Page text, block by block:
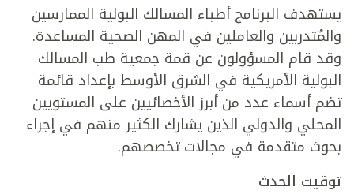
يستهدف البرنامج أطباء المسالك البولية الممارسين
والمُتدربين والعاملين في المهن الصحية المساعدة.
وقد قام المسؤولون عن قمة جمعية طب المسالك
البولية الأمريكية في الشرق الأوسط بإعداد قائمة
تضم أسماء عدد من أبرز الأخصائيين على المستويين
المحلي والدولي الذين يشارك الكثير منهم في إجراء
بحوث متقدمة في مجالات تخصصهم.
توقيت الحدث